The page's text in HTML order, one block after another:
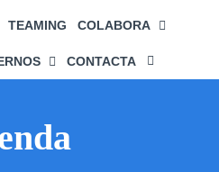
TEAMING COLABORA
CONTACTA